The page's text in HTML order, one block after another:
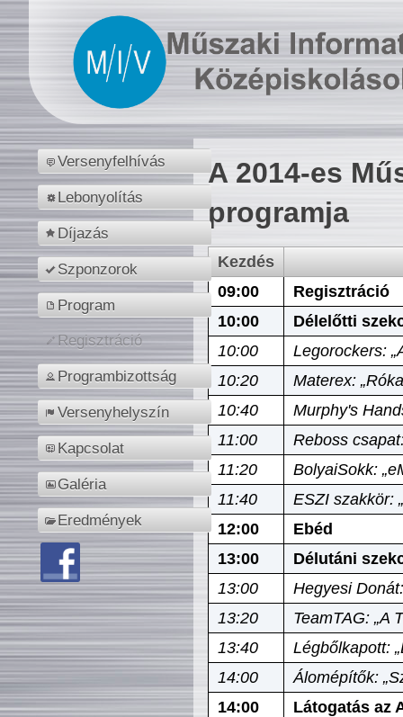
Versenyfelhívás
Lebonyolítás
Díjazás
Szponzorok
Program
Regisztráció
Programbizottság
Versenyhelyszín
Kapcsolat
Galéria
Eredmények
A 2014-es
programja
Kezdés
09:00
Regisztráció
10:00
Délelőtti
10:00
Legorockers:
10:20
Materex:
10:40
Murphy's
11:00
Reboss
11:20
BolyaiSokk:
11:40
ESZI szakkör:
12:00
Ebéd
13:00
Délutáni
13:00
Hegyesi
13:20
TeamTAG: „A
13:40
Légbőlkapott:
14:00
Álomépítők:
14:00
Látogatás az